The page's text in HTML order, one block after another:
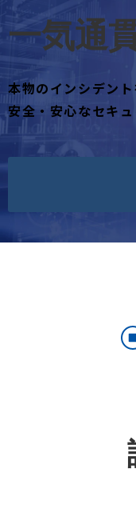
一気通
本物のインシデン
安全・安心なセキ